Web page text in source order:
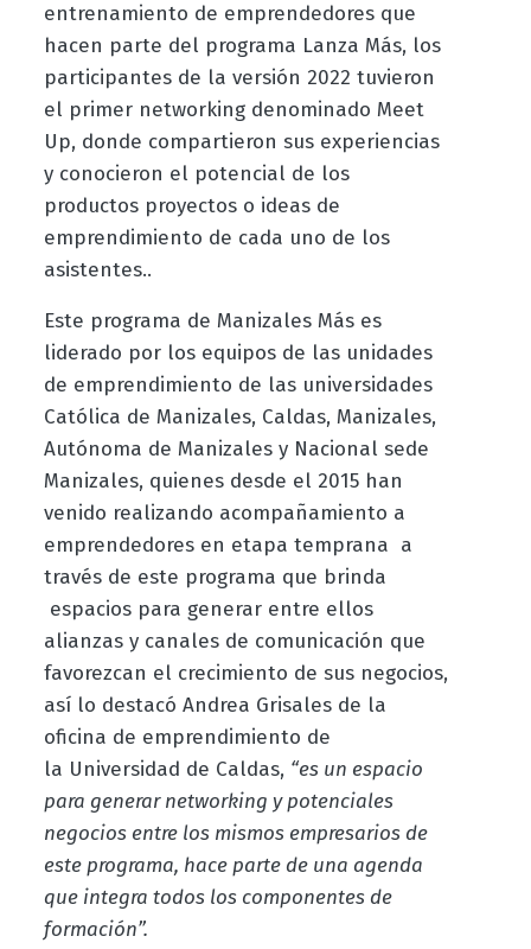
entrenamiento de emprendedores que
hacen parte del programa Lanza Más, los
participantes de la versión 2022 tuvieron
el primer networking denominado Meet
Up, donde compartieron sus experiencias
y conocieron el potencial de los
productos proyectos o ideas de
emprendimiento de cada uno de los
asistentes..
Este programa de Manizales Más es
liderado por los equipos de las unidades
de emprendimiento de las universidades
Católica de Manizales, Caldas, Manizales,
Autónoma de Manizales y Nacional sede
Manizales, quienes desde el 2015 han
venido realizando acompañamiento a
emprendedores en etapa temprana a
través de este programa que brinda
espacios para generar entre ellos
alianzas y canales de comunicación que
favorezcan el crecimiento de sus negocios,
así lo destacó Andrea Grisales de la
oficina de emprendimiento de
la Universidad de Caldas, “es un espacio
para generar networking y potenciales
negocios entre los mismos empresarios de
este programa, hace parte de una agenda
que integra todos los componentes de
formación”.